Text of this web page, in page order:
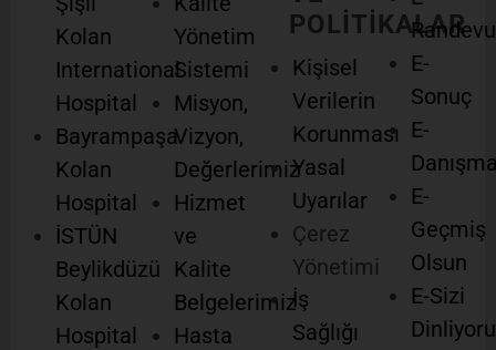
Kolan
International
Hospital
Bayrampaşa
Kolan
Hospital
İSTÜN
Beylikdüzü
Kolan
Hospital
Yönetim
Sistemi
Misyon,
Vizyon,
Değerlerimiz
Hizmet
ve
Kalite
Belgelerimiz
Hasta
POLİTİKALAR
Kişisel
Verilerin
Korunması
Yasal
Uyarılar
Çerez
Yönetimi
İş
Sağlığı
Randevu
E-
Sonuç
E-
E-
Geçmiş
Olsun
E-Sizi